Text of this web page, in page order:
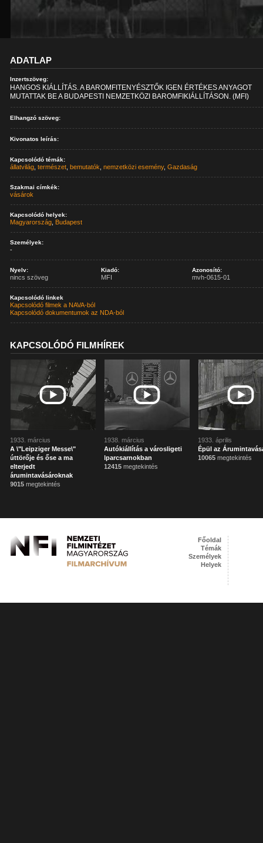
ADATLAP
Inzertszöveg:
HANGOS KIÁLLÍTÁS. A BAROMFITENYÉSZTŐK IGEN ÉRTÉKES ANYAGOT
MUTATTAK BE A BUDAPESTI NEMZETKÖZI BAROMFIKIÁLLÍTÁSON. (MFI)
Elhangzó szöveg:
Kivonatos leírás:
Kapcsolódó témák:
állatvilág ,természet ,bemutatók ,nemzetközi esemény,Gazdaság
Szakmai címkék:
vásárok
Kapcsolódó helyek:
Magyarország Budapest
Személyek:
-
Nyelv:
nincs szöveg
Kiadó:
MFI
Azonosító:
mvh-0615-01
Kapcsolódó linkek
Kapcsolódó filmek a NAVA-ból
Kapcsolódó dokumentumok az NDA-ból
KAPCSOLÓDÓ FILMHÍREK
1933. március
A \"Leipziger Messe\"
úttörője és őse a ma
elterjedt
árumintavásároknak
9015 megtekintés
1938. március
Autókiállítás a városligeti
Iparcsarnokban
12415 megtekintés
1933. április
Épül az
10065 megtekintés
Főoldal
Témák
Személyek
Helyek